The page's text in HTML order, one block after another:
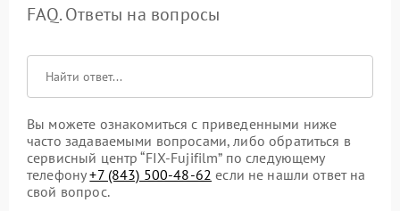
FAQ. Ответы на вопросы
Вы можете ознакомиться с приведенными ниже
часто задаваемыми вопросами, либо обратиться в
сервисный центр “FIX-Fujifilm” по следующему
телефону+7 (843) 500-48-62 если не нашли ответ на
свой вопрос.